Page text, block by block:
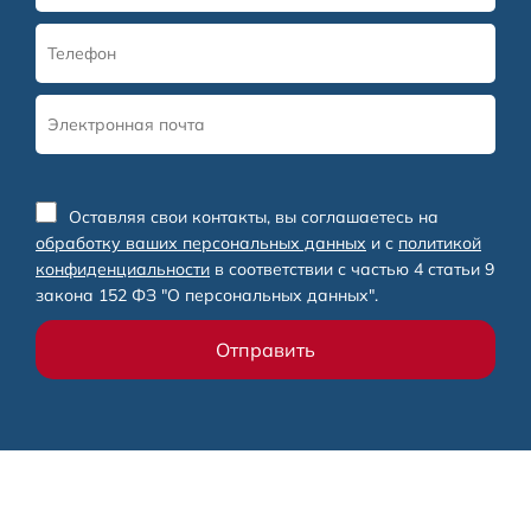
Оставляя свои контакты, вы соглашаетесь на
обработку ваших персональных данных и с политикой
конфиденциальности в соответствии с частью 4 статьи 9
закона 152 ФЗ "О персональных данных".